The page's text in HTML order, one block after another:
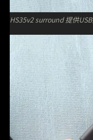
HS35v2 surround 提供